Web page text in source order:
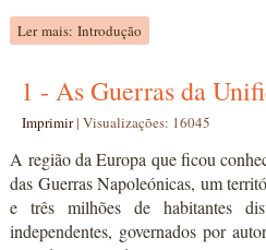
Ler mais: Introdução
1 - As Guerras da
Imprimir|Visualizações: 16045
A região da Europa que ficou
das Guerras Napoleónicas, um
e três milhões de habitantes
independentes, governados por